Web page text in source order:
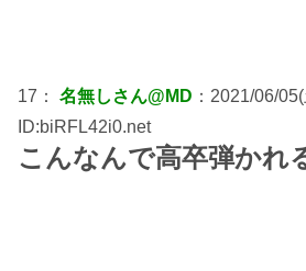
17： 名無しさん@MD ：2021/06/
ID:biRFL42i0.net
こんなんで高卒弾かれ